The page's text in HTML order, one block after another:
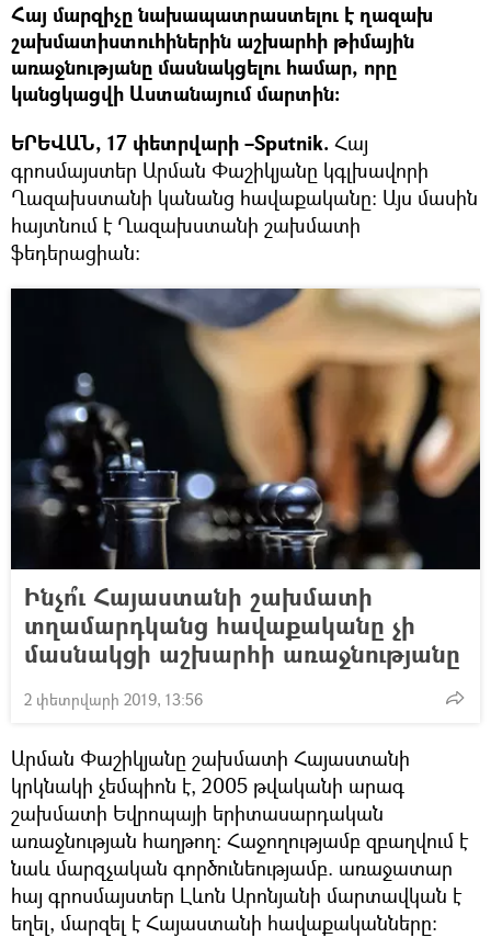
Հայ մարզիչը նախապատրաստելու է ղազախ
շախմատիստուհիներին աշխարհի թիմային
առաջնությանը մասնակցելու համար, որը
կանցկացվի Աստանայում մարտին։
ԵՐԵՎԱՆ, 17 փետրվարի –Sputnik. Հայ
գրոսմայստեր Արման Փաշիկյանը կգլխավորի
Ղազախստանի կանանց հավաքականը։ Այս մասին
հայտնում է Ղազախստանի շախմատի
ֆեդերացիան։
Ինչո՞ւ Հայաստանի շախմատի
տղամարդկանց հավաքականը չի
մասնակցի աշխարհի առաջնությանը
2 փետրվարի 2019, 13:56
Արման Փաշիկյանը շախմատի Հայաստանի
կրկնակի չեմպիոն է, 2005 թվականի արագ
շախմատի Եվրոպայի երիտասարդական
առաջնության հաղթող։ Հաջողությամբ զբաղվում է
նաև մարզչական գործունեությամբ. առաջատար
հայ գրոսմայստեր Լևոն Արոնյանի մարտավկան է
եղել, մարզել է Հայաստանի հավաքականները։